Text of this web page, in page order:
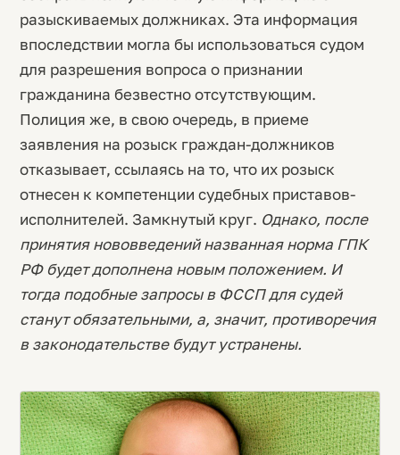
разыскиваемых должниках. Эта информация
впоследствии могла бы использоваться судом
для разрешения вопроса о признании
гражданина безвестно отсутствующим.
Полиция же, в свою очередь, в приеме
заявления на розыск граждан-должников
отказывает, ссылаясь на то, что их розыск
отнесен к компетенции судебных приставов-
исполнителей. Замкнутый круг. Однако, после
принятия нововведений названная норма ГПК
РФ будет дополнена новым положением. И
тогда подобные запросы в ФССП для судей
станут обязательными, а, значит, противоречия
в законодательстве будут устранены.